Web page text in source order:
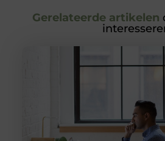
Gerelateerde artikelen